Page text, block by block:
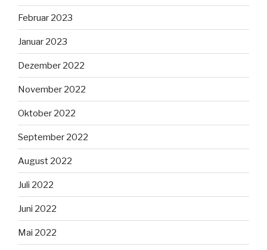
Februar 2023
Januar 2023
Dezember 2022
November 2022
Oktober 2022
September 2022
August 2022
Juli 2022
Juni 2022
Mai 2022